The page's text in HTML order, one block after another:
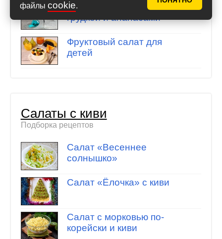
файлы cookie.
Салат с копченой куриной
грудкой и ананасами
Фруктовый салат для
детей
Салаты с киви
Подборка рецептов
Салат «Весеннее
солнышко»
Салат «Ёлочка» с киви
Салат с морковью по-
корейски и киви